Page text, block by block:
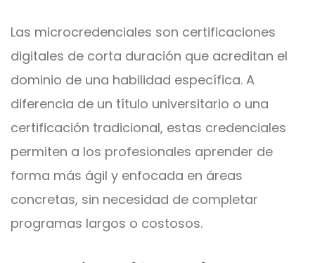
Las microcredenciales son certificaciones
digitales de corta duración que acreditan el
dominio de una habilidad específica. A
diferencia de un título universitario o una
certificación tradicional, estas credenciales
permiten a los profesionales aprender de
forma más ágil y enfocada en áreas
concretas, sin necesidad de completar
programas largos o costosos.